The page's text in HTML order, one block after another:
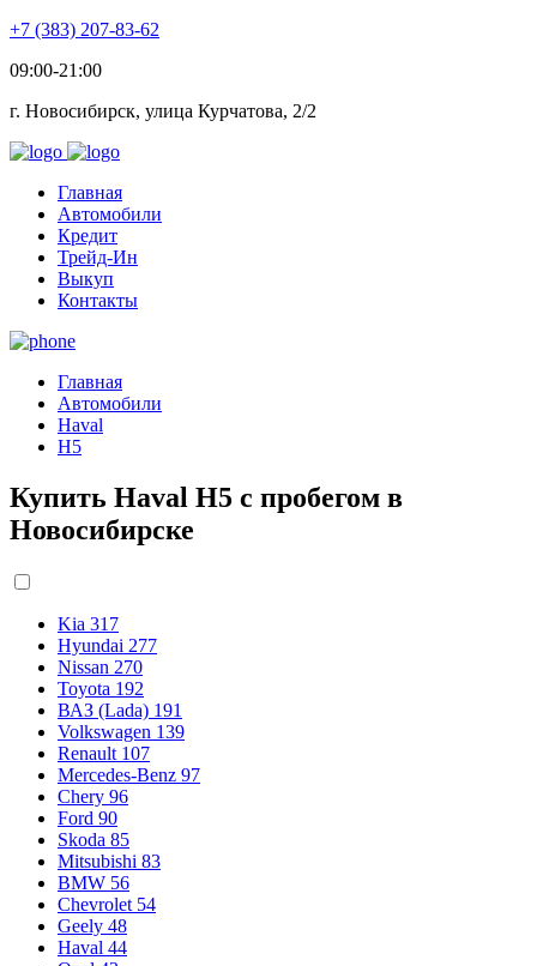
+7 (383) 207-83-62
09:00-21:00
г. Новосибирск, улица Курчатова, 2/2
Главная
Автомобили
Кредит
Трейд-Ин
Выкуп
Контакты
Главная
Автомобили
Haval
H5
Купить Haval H5 с пробегом в
Новосибирске
Kia 317
Hyundai 277
Nissan 270
Toyota 192
ВАЗ (Lada) 191
Volkswagen 139
Renault 107
Mercedes-Benz 97
Chery 96
Ford 90
Skoda 85
Mitsubishi 83
BMW 56
Chevrolet 54
Geely 48
Haval 44